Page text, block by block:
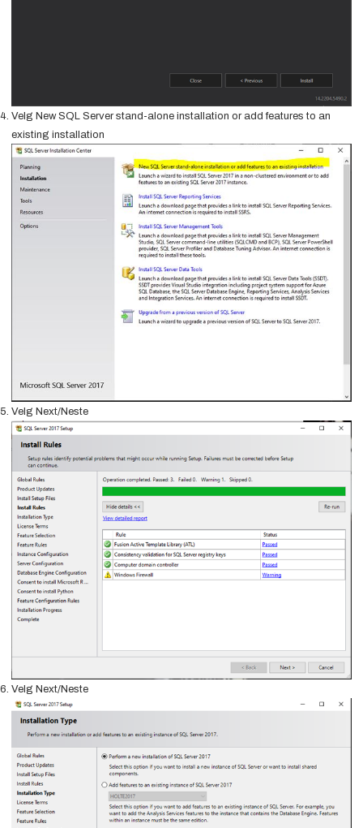
Velg New SQL Server stand-alone installation or add features to an
existing installation
Velg Next/Neste
Velg Next/Neste